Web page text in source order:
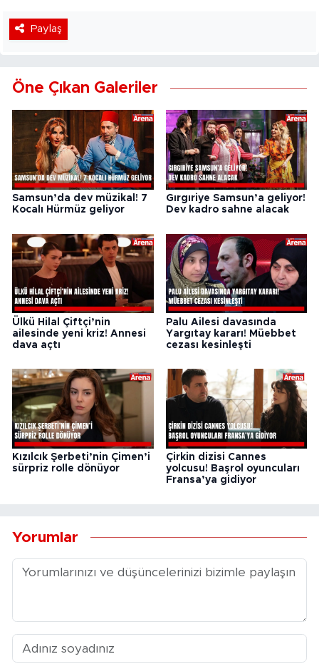
Paylaş
Öne Çıkan Galeriler
Samsun’da dev müzikal! 7
Kocalı Hürmüz geliyor
Gırgıriye Samsun’a geliyor!
Dev kadro sahne alacak
Ülkü Hilal Çiftçi’nin
ailesinde yeni kriz! Annesi
dava açtı
Palu Ailesi davasında
Yargıtay kararı! Müebbet
cezası kesinleşti
Kızılcık Şerbeti’nin Çimen’i
sürpriz rolle dönüyor
Çirkin dizisi Cannes
yolcusu! Başrol oyuncuları
Fransa’ya gidiyor
Yorumlar